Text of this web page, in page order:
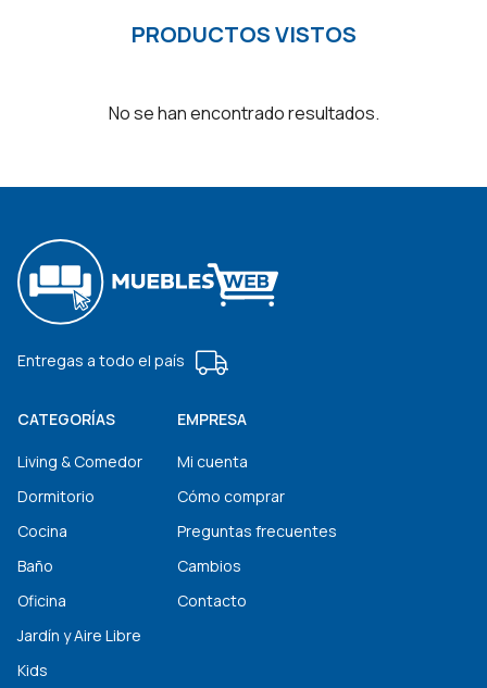
PRODUCTOS VISTOS
No se han encontrado resultados.
Entregas a todo el país
CATEGORÍAS
Living & Comedor
Dormitorio
Cocina
Baño
Oficina
Jardín y Aire Libre
Kids
EMPRESA
Mi cuenta
Cómo comprar
Preguntas frecuentes
Cambios
Contacto